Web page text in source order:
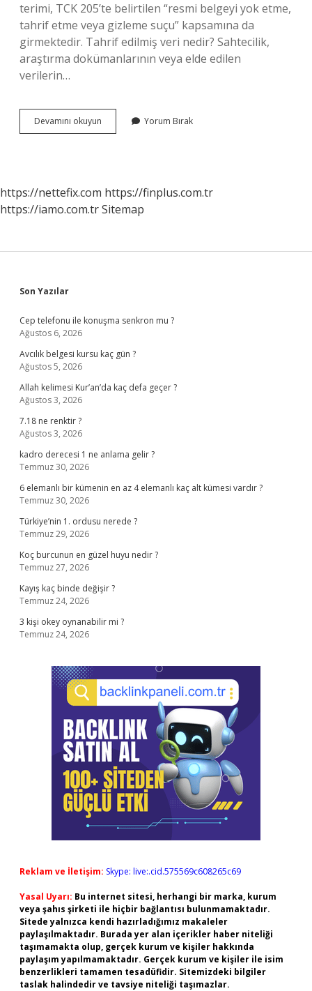
terimi, TCK 205’te belirtilen “resmi belgeyi yok etme,
tahrif etme veya gizleme suçu” kapsamına da
girmektedir. Tahrif edilmiş veri nedir? Sahtecilik,
araştırma dokümanlarının veya elde edilen
verilerin…
Devamını okuyun
Edilmek
Yorum Bırak
https://nettefix.com https://finplus.com.tr
https://iamo.com.trSitemap
Sidebar
Son Yazılar
Cep telefonu ile konuşma senkron mu ?
Ağustos 6, 2026
Avcılık belgesi kursu kaç gün ?
Ağustos 5, 2026
Allah kelimesi Kur’an’da kaç defa geçer ?
Ağustos 3, 2026
7.18 ne renktir ?
Ağustos 3, 2026
kadro derecesi 1 ne anlama gelir ?
Temmuz 30, 2026
6 elemanlı bir kümenin en az 4 elemanlı kaç alt kümesi vardır ?
Temmuz 30, 2026
Türkiye’nin 1. ordusu nerede ?
Temmuz 29, 2026
Koç burcunun en güzel huyu nedir ?
Temmuz 27, 2026
Kayış kaç binde değişir ?
Temmuz 24, 2026
3 kişi okey oynanabilir mi ?
Temmuz 24, 2026
Reklam ve İletişim: Skype: live:.cid.575569c608265c69
Yasal Uyarı: Bu internet sitesi, herhangi bir marka, kurum
veya şahıs şirketi ile hiçbir bağlantısı bulunmamaktadır.
Sitede yalnızca kendi hazırladığımız makaleler
paylaşılmaktadır. Burada yer alan içerikler haber niteliği
taşımamakta olup, gerçek kurum ve kişiler hakkında
paylaşım yapılmamaktadır. Gerçek kurum ve kişiler ile isim
benzerlikleri tamamen tesadüfidir. Sitemizdeki bilgiler
taslak halindedir ve tavsiye niteliği taşımazlar.